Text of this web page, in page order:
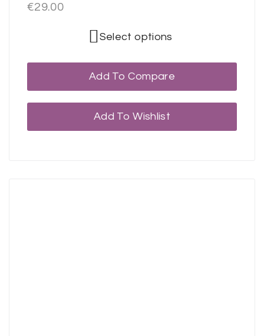
€29.00
Select options
Add To Compare
Add To Wishlist